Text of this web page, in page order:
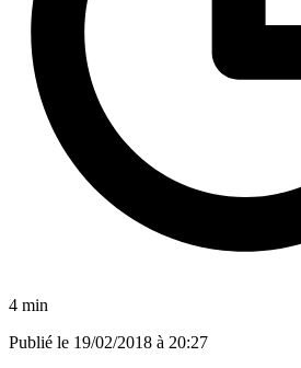
4 min
Publié le 19/02/2018 à 20:27